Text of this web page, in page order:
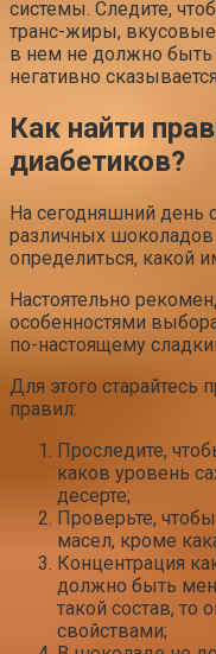
системы. Следите,
транс-жиры,
в нем не должно быть
негативно
Как найти
диабетиков?
На сегодняшний день
различных шоколадов
определиться, какой
Настоятельно
особенностями
по-настоящему
Для этого
правил:
Проследите,
каков уровень
десерте;
Проверьте,
масел, кроме
Концентрация
должно быть
такой состав, то
свойствами;